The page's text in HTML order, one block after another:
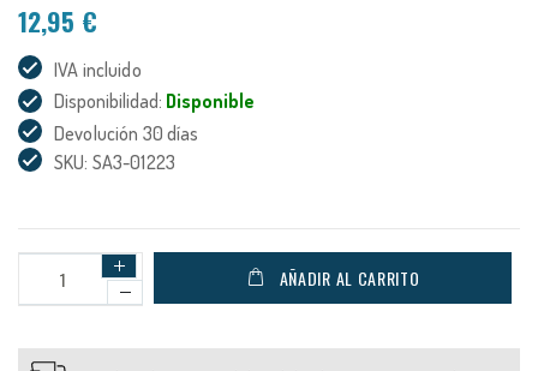
12,95 €
IVA incluido
Disponibilidad: Disponible
Devolución 30 días
SKU: SA3-01223
AÑADIR AL CARRITO